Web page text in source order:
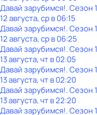
Давай зарубимся!. Сезон 1
12 августа, ср в 06:15
Давай зарубимся!. Сезон 1
12 августа, ср в 06:25
Давай зарубимся!. Сезон 1
13 августа, чт в 02:05
Давай зарубимся!. Сезон 1
13 августа, чт в 02:20
Давай зарубимся!. Сезон 1
13 августа, чт в 22:20
Давай зарубимся!. Сезон 1